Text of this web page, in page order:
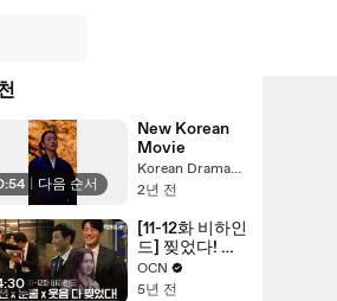
다음 순서
New Korean
Movie
Korean Dramas, FMV, Chinese Dramas Follow for more
2년 전
[11-12화 비하인
드] 찢었다! 액
션으로 꽉꽉 채
운 이희준! 눈
OCN
5년 전